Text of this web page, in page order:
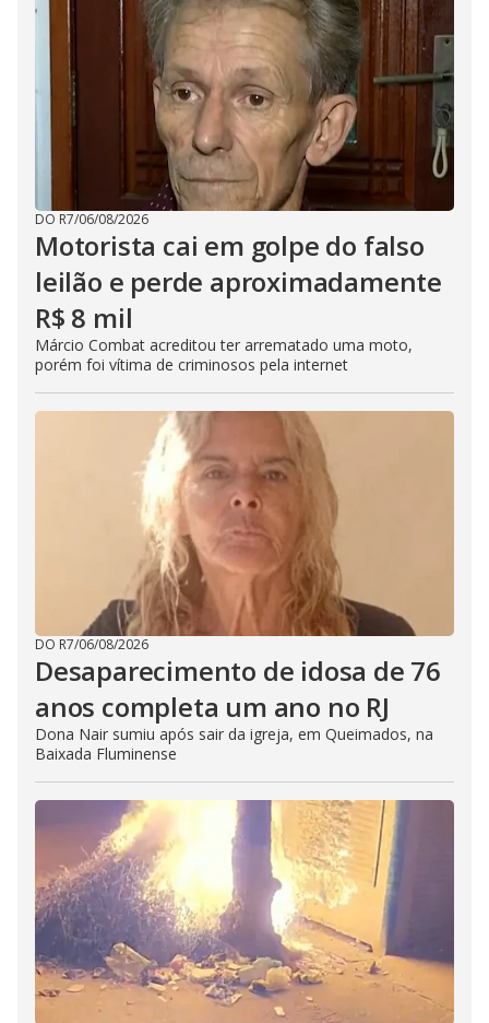
DO R7/06/08/2026
Motorista cai em golpe do falso
leilão e perde aproximadamente
R$ 8 mil
Márcio Combat acreditou ter arrematado uma moto,
porém foi vítima de criminosos pela internet
DO R7/06/08/2026
Desaparecimento de idosa de 76
anos completa um ano no RJ
Dona Nair sumiu após sair da igreja, em Queimados, na
Baixada Fluminense